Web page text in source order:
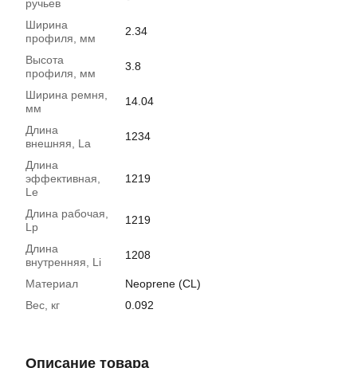
ручьев
Ширина
профиля, мм
2.34
Высота
профиля, мм
3.8
Ширина ремня,
мм
14.04
Длина
внешняя, La
1234
Длина
эффективная,
Le
1219
Длина рабочая,
Lp
1219
Длина
внутренняя, Li
1208
Материал
Neoprene (CL)
Вес, кг
0.092
Описание товара